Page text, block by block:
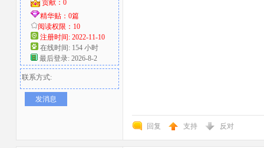
贡献：0
精华贴：0篇
阅读权限：10
注册时间: 2022-11-10
在线时间: 154 小时
最后登录: 2026-8-2
联系方式:
发消息
回复 支持 反对